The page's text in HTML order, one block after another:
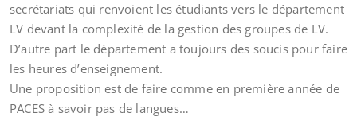
secrétariats qui renvoient les étudiants vers le département
LV devant la complexité de la gestion des groupes de LV.
D’autre part le département a toujours des soucis pour faire
les heures d’enseignement.
Une proposition est de faire comme en première année de
PACES à savoir pas de langues…